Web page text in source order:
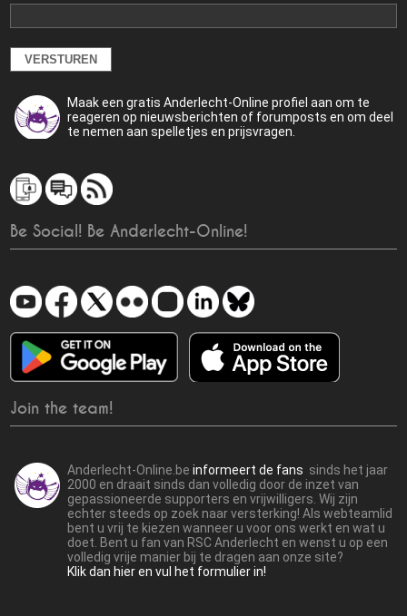
Maak een gratis Anderlecht-Online profiel aan om te
reageren op nieuwsberichten of forumposts en om deel
te nemen aan spelletjes en prijsvragen.
Be Social! Be Anderlecht-Online!
Join the team!
Anderlecht-Online.beinformeert de fans sinds het jaar
2000 en draait sinds dan volledig door de inzet van
gepassioneerde supporters en vrijwilligers. Wij zijn
echter steeds op zoek naar versterking! Als webteamlid
bent u vrij te kiezen wanneer u voor ons werkt en wat u
doet. Bent u fan van RSC Anderlecht en wenst u op een
volledig vrije manier bij te dragen aan onze site?
Klik dan hier en vul het formulier in!